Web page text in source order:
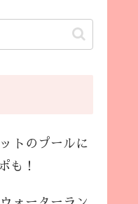
トのプールに
も！